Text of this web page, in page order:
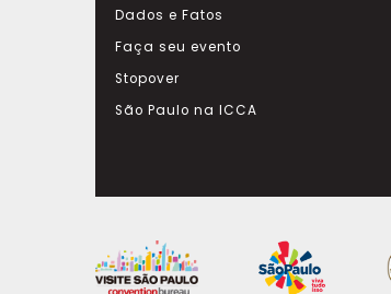
Dados e Fatos
Faça seu evento
Stopover
São Paulo na ICCA